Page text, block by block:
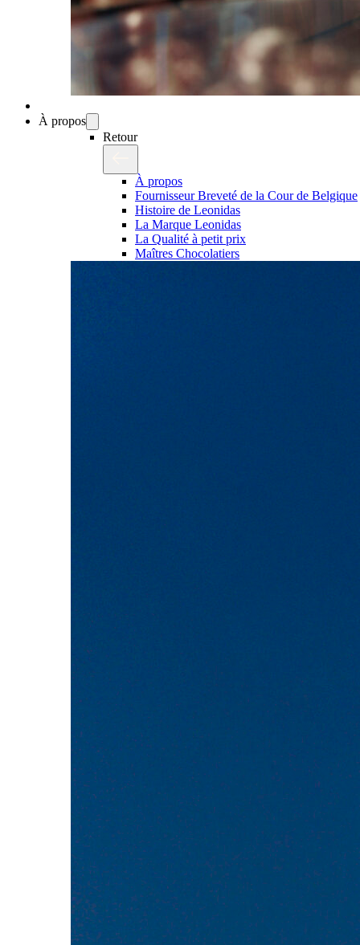
À propos
Retour
À propos
Fournisseur Breveté de la Cour de Belgique
Histoire de Leonidas
La Marque Leonidas
La Qualité à petit prix
Maîtres Chocolatiers